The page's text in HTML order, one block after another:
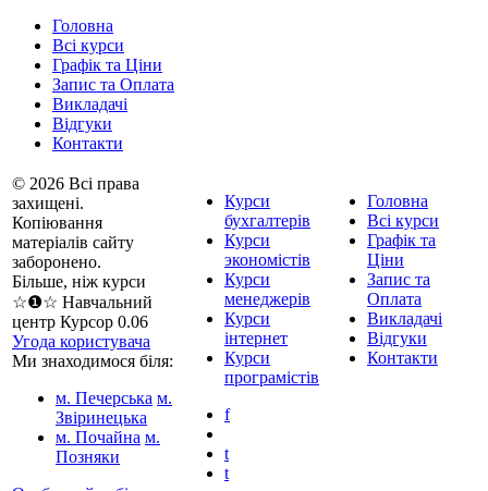
Головна
Всі курси
Графік та Ціни
Запис та Оплата
Викладачі
Відгуки
Контакти
© 2026 Всі права
захищені.
Копіювання
матеріалів сайту
заборонено.
Більше, ніж курси
☆❶☆ Навчальний
центр Курсор 0.06
Угода користувача
Ми знаходимося біля:
м. Печерська м.
Звіринецька
м. Почайна м.
Позняки
Курси
бухгалтерів
Курси
экономістів
Курси
менеджерів
Курси
інтернет
Курси
програмістів
f
t
t
Головна
Всі курси
Графік та
Ціни
Запис та
Оплата
Викладачі
Відгуки
Контакти